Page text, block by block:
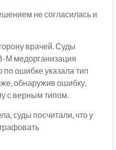
не согласилась и
врачей. Суды
М медорганизация
ошибке указала тип
обнаружив ошибку,
с верным типом.
суды посчитали, что у